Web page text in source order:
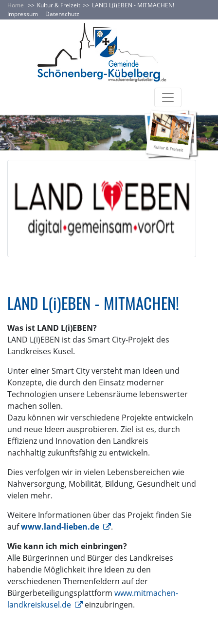
Home Kultur & Freizeit
LAND L(i)EBEN - MITMACHEN!
Impressum
Datenschutz
LAND L(i)EBEN - MITMACHEN!
Was ist LAND L(i)EBEN?
LAND L(i)EBEN ist das Smart City-Projekt des
Landkreises Kusel.
Unter einer Smart City versteht man Ideen und
Konzepte, die durch den Einsatz moderner
Technologien unsere Lebensräume lebenswerter
machen sollen.
Dazu können wir verschiedene Projekte entwickeln
und neue Ideen ausprobieren. Ziel ist es, durch
Effizienz und Innovation den Landkreis
nachhaltig zukunftsfähig zu entwickeln.
Dies verfolgen wir in vielen Lebensbereichen wie
Nahversorgung, Mobilität, Bildung, Gesundheit und
vielen mehr.
Weitere Informationen über das Projekt finden Sie
aufwww.land-lieben.de
.
Wie kann ich mich einbringen?
Alle Bürgerinnen und Bürger des Landkreises
habendie Möglichkeit ihre Ideen zu den
verschiedenen Themenfeldern auf der
Bürgerbeteiligungsplattform www.mitmachen-
landkreiskusel.de
einzubringen.